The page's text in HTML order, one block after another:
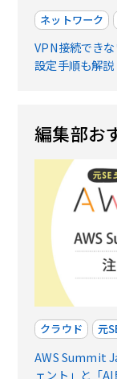
ネットワーク
VPN接続でき
設定手順も解説
編集部お
クラウド 元
AWS Summit
ェント」と「AI